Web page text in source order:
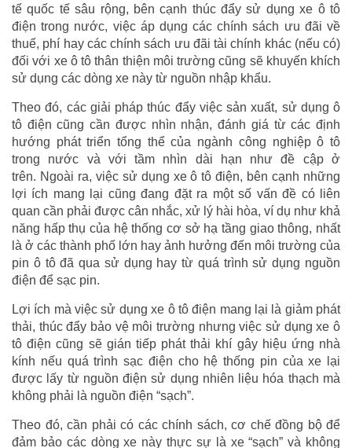
tế quốc tế sâu rộng, bên cạnh thúc đẩy sử dụng xe ô tô
điện trong nước, việc áp dụng các chính sách ưu đãi về
thuế, phí hay các chính sách ưu đãi tài chính khác (nếu có)
đối với xe ô tô thân thiện môi trường cũng sẽ khuyến khích
sử dụng các dòng xe này từ nguồn nhập khẩu.
Theo đó, các giải pháp thúc đẩy việc sản xuất, sử dụng ô
tô điện cũng cần được nhìn nhận, đánh giá từ các định
hướng phát triển tổng thể của ngành công nghiệp ô tô
trong nước và với tầm nhìn dài hạn như đề cập ở
trên. Ngoài ra, việc sử dụng xe ô tô điện, bên cạnh những
lợi ích mang lại cũng đang đặt ra một số vấn đề có liên
quan cần phải được cân nhắc, xử lý hài hòa, ví dụ như khả
năng hấp thụ của hệ thống cơ sở hạ tầng giao thông, nhất
là ở các thành phố lớn hay ảnh hưởng đến môi trường của
pin ô tô đã qua sử dụng hay từ quá trình sử dụng nguồn
điện để sạc pin.
Lợi ích mà việc sử dụng xe ô tô điện mang lại là giảm phát
thải, thúc đẩy bảo vệ môi trường nhưng việc sử dụng xe ô
tô điện cũng sẽ gián tiếp phát thải khí gây hiệu ứng nhà
kính nếu quá trình sạc điện cho hệ thống pin của xe lại
được lấy từ nguồn điện sử dụng nhiên liệu hóa thạch mà
không phải là nguồn điện “sạch”.
Theo đó, cần phải có các chính sách, cơ chế đồng bộ để
đảm bảo các dòng xe này thực sự là xe “sạch” và không